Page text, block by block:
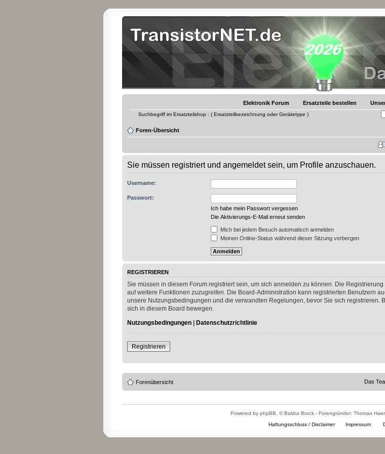
Elektronik Forum Ersatzteile bestellen
Suchbegriff im Ersatzteilshop : ( Ersatzteilbezeichnung oder Gerätetype )
Foren-Übersicht
Sie müssen registriert und angemeldet sein, um Profile anzuschauen.
Username:
Passwort:
Ich habe mein Passwort vergessen
Die Aktivierungs-E-Mail erneut senden
Mich bei jedem Besuch automatisch anmelden
Meinen Online-Status während dieser Sitzung verbergen
REGISTRIEREN
Sie müssen in diesem Forum registriert sein, um sich anmelden zu können. Die
auf weitere Funktionen zuzugreifen. Die Board-Administration kann registrierten Benutzern
unsere Nutzungsbedingungen und die verwandten Regelungen, bevor Sie sich registrieren.
sich in diesem Board bewegen.
Nutzungsbedingungen | Datenschutzrichtlinie
Registrieren
Forenübersicht Das
Powered by phpBB, © Baldur Brock - Forengründer: Thomas
Haftungsschluss / Disclaimer
Impressum